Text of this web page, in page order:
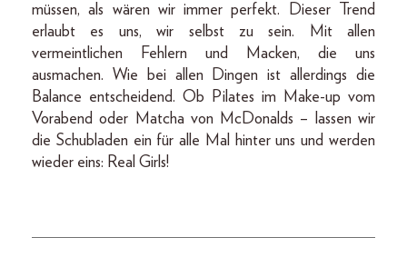
müssen, als wären wir immer perfekt. Dieser Trend
erlaubt es uns, wir selbst zu sein. Mit allen
vermeintlichen Fehlern und Macken, die uns
ausmachen. Wie bei allen Dingen ist allerdings die
Balance entscheidend. Ob Pilates im Make-up vom
Vorabend oder Matcha von McDonalds – lassen wir
die Schubladen ein für alle Mal hinter uns und werden
wieder eins: Real Girls!